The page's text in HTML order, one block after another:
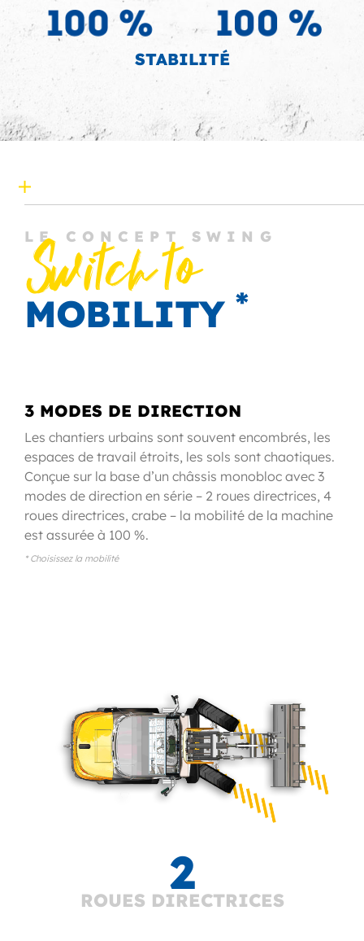
STABILITÉ
LE CONCEPT SWING
Switch to
MOBILITY *
3 MODES DE DIRECTION
Les chantiers urbains sont souvent encombrés, les
espaces de travail étroits, les sols sont chaotiques.
Conçue sur la base d’un châssis monobloc avec 3
modes de direction en série – 2 roues directrices, 4
roues directrices, crabe – la mobilité de la machine
est assurée à 100 %.
* Choisissez la mobilité
2
ROUES DIRECTRICES